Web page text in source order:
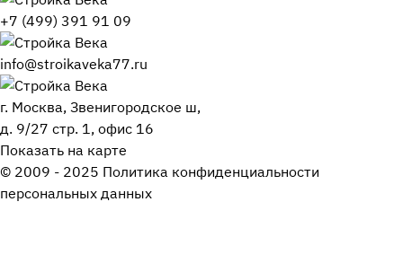
+7 (499) 391 91 09
info@stroikaveka77.ru
г. Москва, Звенигородское ш,
д. 9/27 стр. 1, офис 16
Показать на карте
© 2009 - 2025 Политика конфиденциальности
персональных данных